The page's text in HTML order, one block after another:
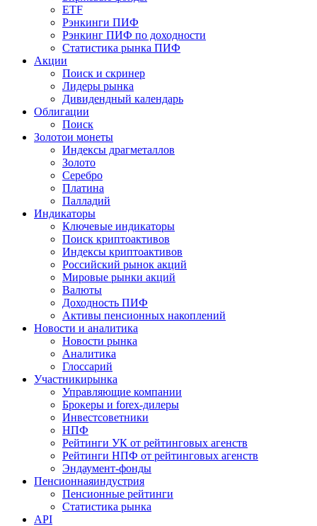
ETF
Рэнкинги ПИФ
Рэнкинг ПИФ по доходности
Статистика рынка ПИФ
Акции
Поиск и скринер
Лидеры рынка
Дивидендный календарь
Облигации
Поиск
Золотои монеты
Индексы драгметаллов
Золото
Серебро
Платина
Палладий
Индикаторы
Ключевые индикаторы
Поиск криптоактивов
Индексы криптоактивов
Российский рынок акций
Мировые рынки акций
Валюты
Доходность ПИФ
Активы пенсионных накоплений
Новости и аналитика
Новости рынка
Аналитика
Глоссарий
Участникирынка
Управляющие компании
Брокеры и forex-дилеры
Инвестсоветники
НПФ
Рейтинги УК от рейтинговых агенств
Рейтинги НПФ от рейтинговых агенств
Эндаумент-фонды
Пенсионнаяиндустрия
Пенсионные рейтинги
Статистика рынка
API